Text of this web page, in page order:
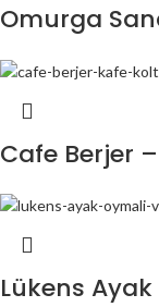
Omurga
Cafe Berjer
Lükens